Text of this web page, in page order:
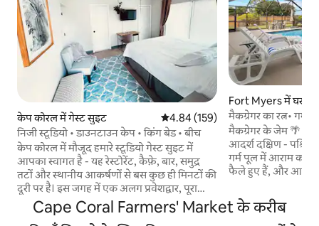
केप कोरल में गेस्ट सुइट औसत रेटिंग 5 में से 4.84, 159 समीक्षाएँ
4.84 (159)
निजी स्टूडियो • डाउनटाउन केप • किंग बेड • बीच
केप कोरल में मौजूद हमारे स्टूडियो गेस्ट सुइट में
आपका स्वागत है - यह रेस्टोरेंट, कैफ़े, बार, समुद्र
तटों और स्थानीय आकर्षणों से बस कुछ ही मिनटों की
दूरी पर है। इस जगह में एक अलग प्रवेशद्वार, पूरा
बाथरूम, छोटा-सा रसोईघर, किंग बेड, टीवी और
इंटरनेट है। बाहर एक पीछे वाला आँगन है, जहाँ से
Fort Myers में घर
मैकग्रेगर का रत्न• गर्म
मैकग्रेगर के जेम 🌴 में
आदर्श दक्षिण - पश्चिम
गर्म पूल में आराम करें,
फैले हुए हैं, और आकर्षक
स्थानीय आकर्षणों से
वाले शांतिपूर्ण ट्री -
Cape Coral Farmers' Market के करीब